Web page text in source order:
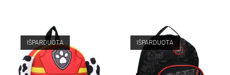
IŠPARDUOTA IŠPARDUOTA